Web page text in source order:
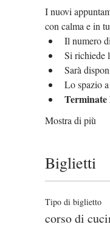
I nuovi
con calma e in
Il numero
Si richiede
Sarà
Lo spazio
Terminate
Mostra di più
Biglietti
Tipo di biglietto
corso di